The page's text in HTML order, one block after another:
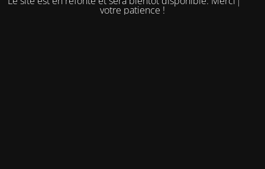
votre patience !